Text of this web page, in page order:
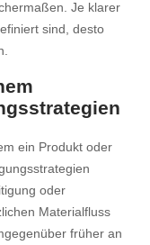
Je klarer
sind, desto
ein Produkt oder
oder
Materialfluss
früher an